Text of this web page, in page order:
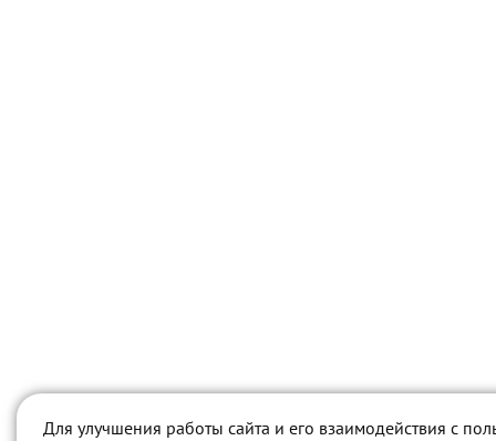
Для улучшения работы сайта и его взаимодействия с